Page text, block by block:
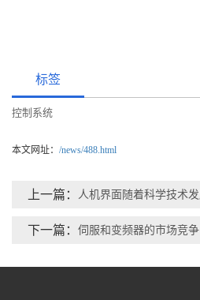
标签
控制系统
本文网址： /news/488.html
上一篇：
下一篇： 伺服和变频器的市场竞争